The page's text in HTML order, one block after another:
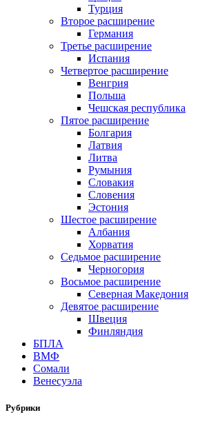
Турция
Второе расширение
Германия
Третье расширение
Испания
Четвертое расширение
Венгрия
Польша
Чешская республика
Пятое расширение
Болгария
Латвия
Литва
Румыния
Словакия
Словения
Эстония
Шестое расширение
Албания
Хорватия
Седьмое расширение
Черногория
Восьмое расширение
Северная Македония
Девятое расширение
Швеция
Финляндия
БПЛА
ВМФ
Сомали
Венесуэла
Рубрики